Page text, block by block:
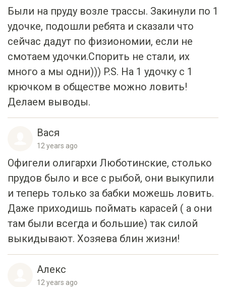
Были на пруду возле трассы. Закинули по 1
удочке, подошли ребята и сказали что
сейчас дадут по физиономии, если не
смотаем удочки.Спорить не стали, их
много а мы одни))) P.S. На 1 удочку с 1
крючком в обществе можно ловить!
Делаем выводы.
Вася
12 years ago
Офигели олигархи Люботинские, столько
прудов было и все с рыбой, они выкупили
и теперь только за бабки можешь ловить.
Даже приходишь поймать карасей ( а они
там были всегда и большие) так силой
выкидывают. Хозяева блин жизни!
Алекс
12 years ago